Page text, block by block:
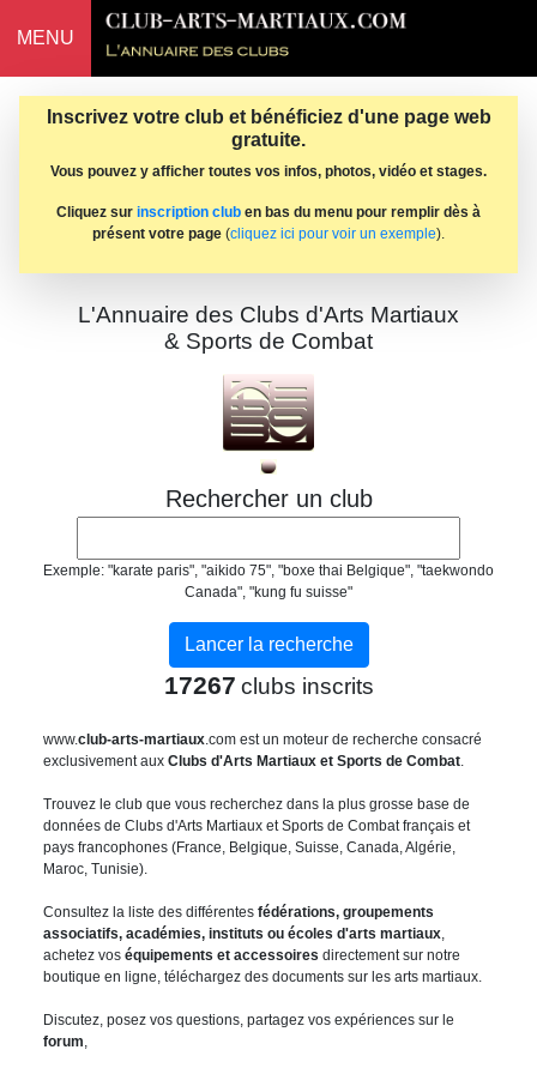
MENU
Inscrivez votre club et bénéficiez d'une page web
gratuite.
Vous pouvez y afficher toutes vos infos, photos, vidéo et stages.
Cliquez sur inscription club en bas du menu pour remplir dès à
présent votre page (cliquez ici pour voir un exemple).
L'Annuaire des Clubs d'Arts Martiaux
& Sports de Combat
Rechercher un club
Exemple: "karate paris", "aikido 75", "boxe thai Belgique", "taekwondo
Canada", "kung fu suisse"
17267 clubs inscrits
www.club-arts-martiaux.com est un moteur de recherche consacré
exclusivement aux Clubs d'Arts Martiaux et Sports de Combat.
Trouvez le club que vous recherchez dans la plus grosse base de
données de Clubs d'Arts Martiaux et Sports de Combat français et
pays francophones (France, Belgique, Suisse, Canada, Algérie,
Maroc, Tunisie).
Consultez la liste des différentes fédérations, groupements
associatifs, académies, instituts ou écoles d'arts martiaux,
achetez vos équipements et accessoires directement sur notre
boutique en ligne, téléchargez des documents sur les arts martiaux.
Discutez, posez vos questions, partagez vos expériences sur le
forum,